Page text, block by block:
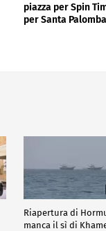
piazza per Spin
per Santa
Riapertura di
manca il sì di